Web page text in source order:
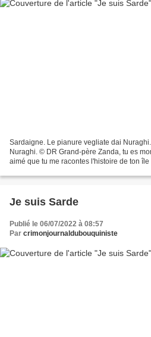
Sardaigne. Le pianure vegliate dai
Nuraghi. © DR Grand-père Zanda, tu es
aimé que tu me racontes l'histoire de ton
Je suis Sarde
Publié le 06/07/2022 à 08:57
Par crimonjournaldubouquiniste